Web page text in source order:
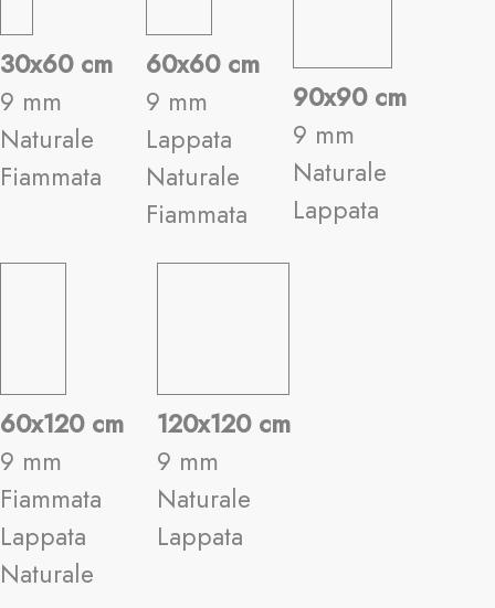
30x60 cm
9 mm
Naturale
Fiammata
60x60 cm
9 mm
Lappata
Naturale
Fiammata
90x90 cm
9 mm
Naturale
Lappata
60x120 cm
9 mm
Fiammata
Lappata
Naturale
120x120 cm
9 mm
Naturale
Lappata